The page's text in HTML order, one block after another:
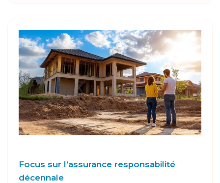
Focus sur l’assurance responsabilité
décennale